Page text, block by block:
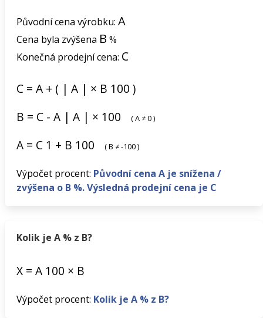
Původní cena výrobku: A
Cena byla zvýšena B %
Konečná prodejní cena: C
C = A + ( | A | × B 100 )
B = C - A | A | × 100 (A ≠0)
A = C 1 + B 100 (B ≠-100)
Výpočet procent: Původní cena A je snížena /
zvýšena o B %. Výsledná prodejní cena je C
Kolik je A % z B?
X = A 100 × B
Výpočet procent: Kolik je A % z B?